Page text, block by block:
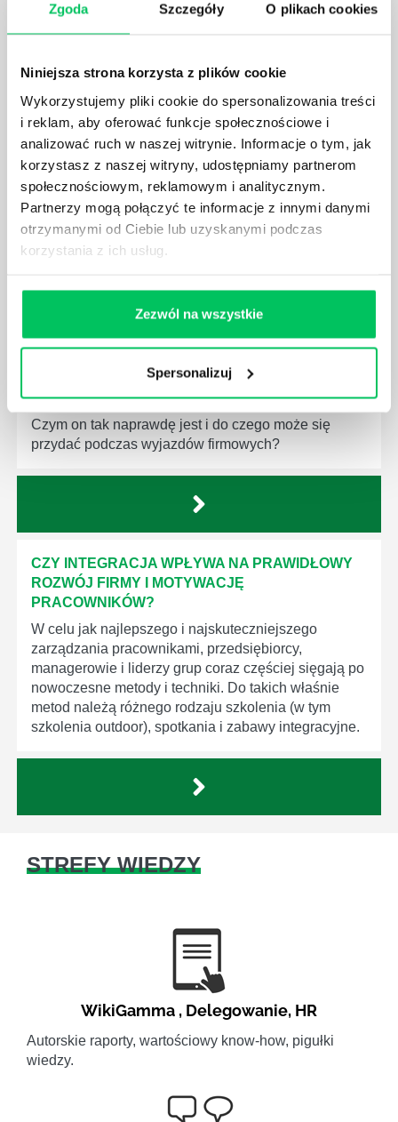
Zgoda Szczegóły O plikach cookies
Niniejsza strona korzysta z plików cookie
Wykorzystujemy pliki cookie do spersonalizowania treści
i reklam, aby oferować funkcje społecznościowe i
analizować ruch w naszej witrynie. Informacje o tym, jak
korzystasz z naszej witryny, udostępniamy partnerom
społecznościowym, reklamowym i analitycznym.
Partnerzy mogą połączyć te informacje z innymi danymi
otrzymanymi od Ciebie lub uzyskanymi podczas
korzystania z ich usług.
Zezwól na wszystkie
Spersonalizuj
SZKOLENIE PRZEZ ZABAWĘ, CZYLI CO GRY
INTEGRACYJNE WNOSZĄ DO GRUPY?
Wyjazdy integracyjne dla firm coraz częściej
przybierają urozmaicone formy, bardzo odległe od
dobrze wszystkim znanych wyjazdów hotelowych.
Obecnie tworzy się je w oparciu o team building,
który ma za zadanie, na podstawie konkretnego
scenariusza, wzmocnić więzy między pracownikami.
Wiele mówi się ostatnio o różnych formach, które
mogą przybierać szkolenia integracyjne dla firm.
Kreatywność pod tym względem bywa naprawdę
olbrzymia. Każdemu z tego typu pomysłów powinna
Czym on tak naprawdę jest i do czego może się
przydać podczas wyjazdów firmowych?
CZY INTEGRACJA WPŁYWA NA PRAWIDŁOWY
ROZWÓJ FIRMY I MOTYWACJĘ
PRACOWNIKÓW?
W celu jak najlepszego i najskuteczniejszego
zarządzania pracownikami, przedsiębiorcy,
managerowie i liderzy grup coraz częściej sięgają po
nowoczesne metody i techniki. Do takich właśnie
metod należą różnego rodzaju szkolenia (w tym
szkolenia outdoor), spotkania i zabawy integracyjne.
STREFY WIEDZY
WikiGamma , Delegowanie, HR
Autorskie raporty, wartościowy know-how, pigułki
wiedzy.